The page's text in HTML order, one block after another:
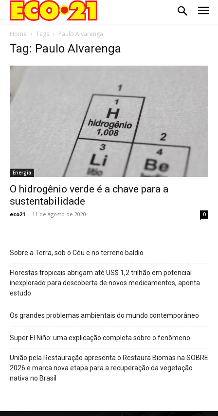
Home Tags Paulo Alvarenga
Tag: Paulo Alvarenga
Energia
O hidrogênio verde é a chave para a
sustentabilidade
eco21 - 11 de agosto de 2020 0
Sobre a Terra, sob o Céu e no terreno baldio
Florestas tropicais abrigam até US$ 1,2 trilhão em potencial
inexplorado para descoberta de novos medicamentos, aponta
estudo
Os grandes problemas ambientais do mundo contemporâneo
Super El Niño: uma explicação completa sobre o fenômeno
União pela Restauração apresenta o Restaura Biomas na SOBRE
2026 e marca nova etapa para a recuperação da vegetação
nativa no Brasil